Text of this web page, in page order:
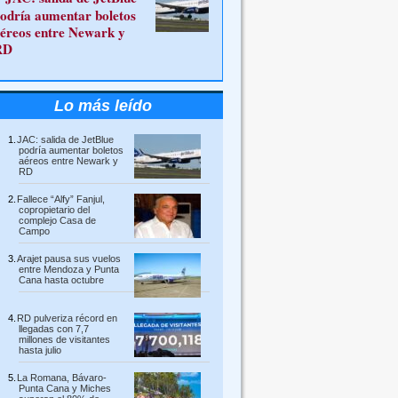
aumentar boletos
entre Newark y
Lo más leído
JAC: salida de JetBlue
podría aumentar boletos
aéreos entre Newark y
RD
Fallece “Alfy” Fanjul,
copropietario del
complejo Casa de
Campo
Arajet pausa sus vuelos
entre Mendoza y Punta
Cana hasta octubre
RD pulveriza récord en
llegadas con 7,7
millones de visitantes
hasta julio
La Romana, Bávaro-
Punta Cana y Miches